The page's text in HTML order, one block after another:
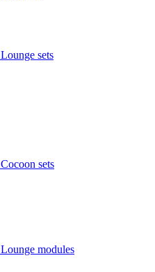
Lounge sets
Cocoon sets
Lounge modules